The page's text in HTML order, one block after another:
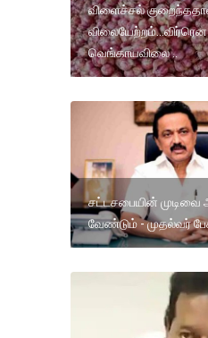
விளைச்சல்
விலையேற்றம்...விர்ரென
வெங்காயவிலை ..
சட்டசபையின் முடிவை
வேண்டும் - முதல்வர்